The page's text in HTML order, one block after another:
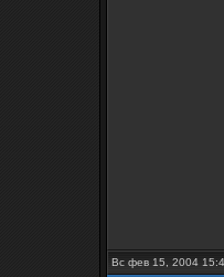
Вс фев 15, 2004